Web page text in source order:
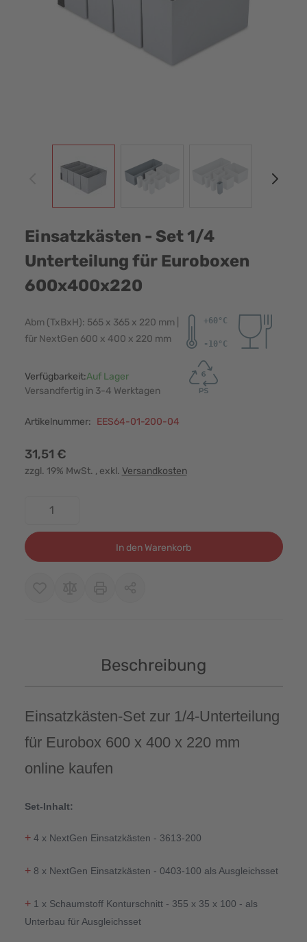
Einsatzkästen - Set 1/4
Unterteilung für Euroboxen
600x400x220
Abm (TxBxH): 565 x 365 x 220 mm |
für NextGen 600 x 400 x 220 mm
Verfügbarkeit:Auf Lager
Versandfertig in 3-4 Werktagen
Artikelnummer: EES64-01-200-04
31,51 €
zzgl. 19% MwSt. , exkl. Versandkosten
In den Warenkorb
Beschreibung
Einsatzkästen-Set zur 1/4-Unterteilung
für Eurobox 600 x 400 x 220 mm
online kaufen
Set-Inhalt:
+4 x NextGen Einsatzkästen - 3613-200
+8 x NextGen Einsatzkästen - 0403-100 als Ausgleichsset
+1 x Schaumstoff Konturschnitt - 355 x 35 x 100 - als
Unterbau für Ausgleichsset